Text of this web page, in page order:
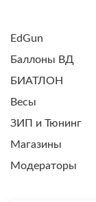
EdGun
Баллоны ВД
БИАТЛОН
Весы
ЗИП и Тюнинг
Магазины
Модераторы